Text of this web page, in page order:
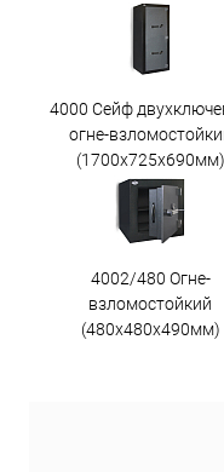
4000 Сейф
огне-
(1700х725х690мм)
4002/480 Огне-
взломостойкий
(480х480х490мм)